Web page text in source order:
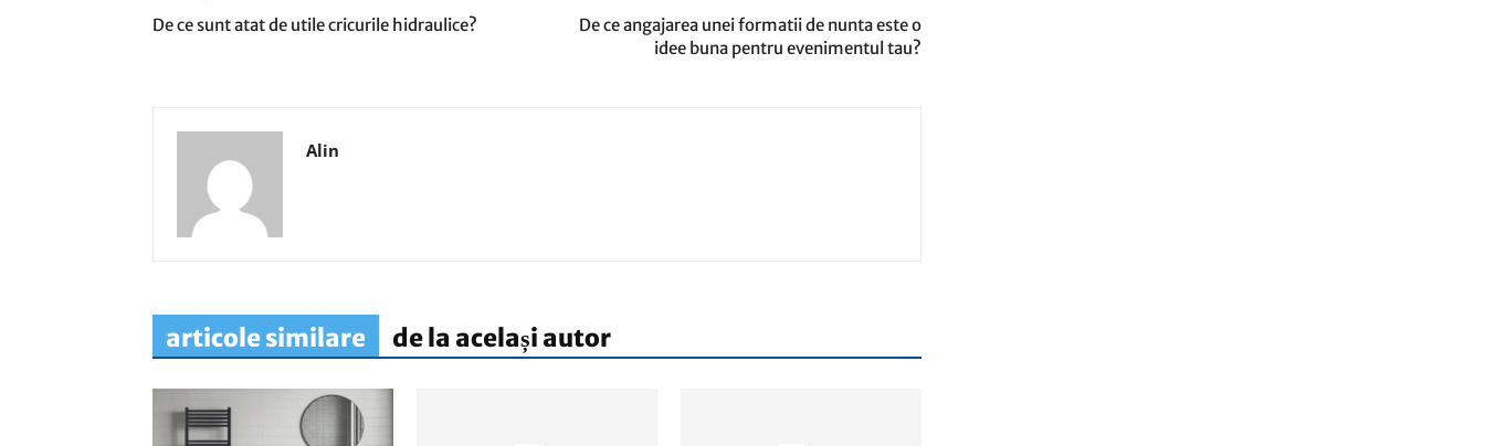
De ce sunt atat de utile cricurile hidraulice?
De ce angajarea unei formatii de nunta este o
idee buna pentru evenimentul tau?
Alin
articole similare de la același autor